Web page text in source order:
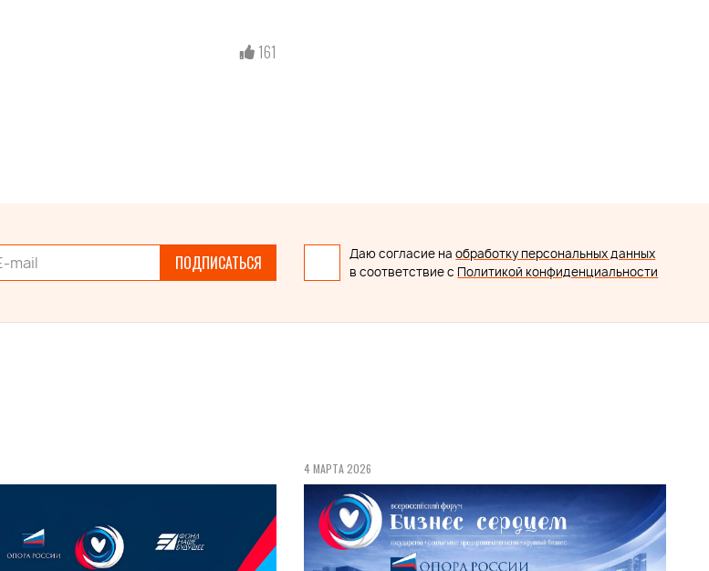
161
ПОДПИСАТЬСЯ Даю согласие наобработку персональных данных
в соответствие с Политикой конфиденциальности
4 МАРТА 2026